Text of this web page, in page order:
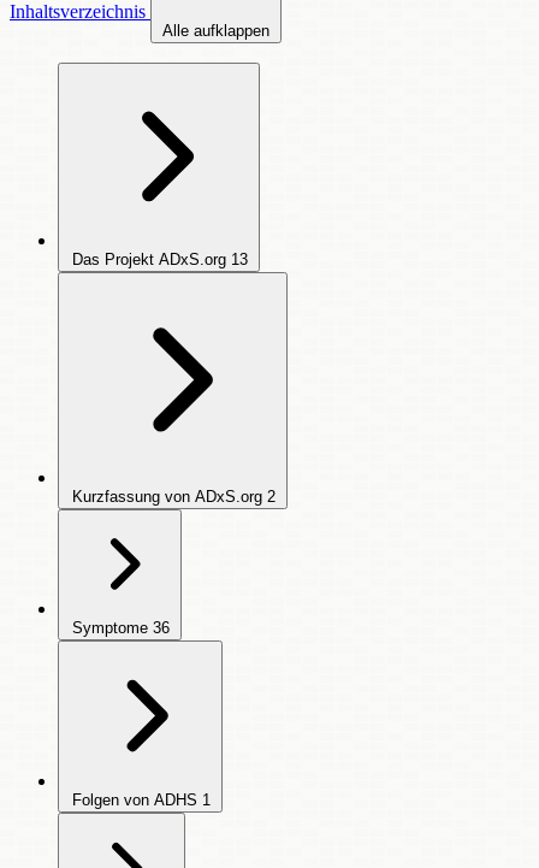
Inhaltsverzeichnis
Alle aufklappen
Das Projekt ADxS.org 13
Kurzfassung von ADxS.org 2
Symptome 36
Folgen von ADHS 1